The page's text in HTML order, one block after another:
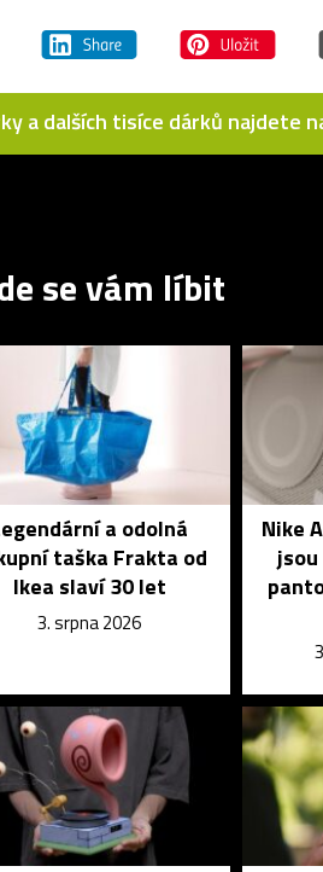
a dalších tisíce dárků najdete
se vám líbit
a odolná
taška Frakta od
Ikea slaví 30 let
3. srpna 2026
Nike